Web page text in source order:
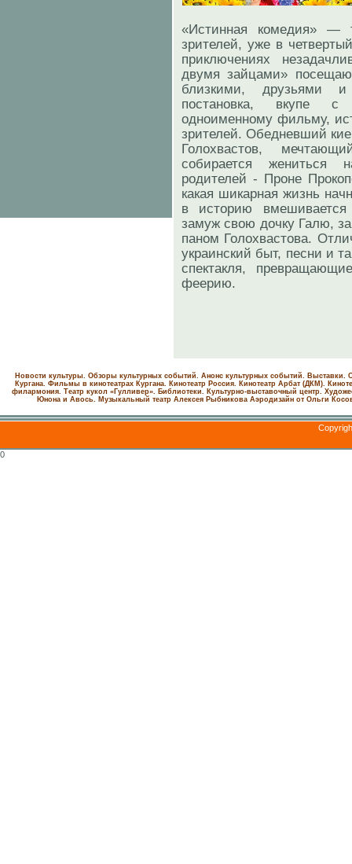
«Истинная комедия» —
зрителей, уже в
приключениях
двумя зайцами»
близкими, друзьями и
постановка, вкупе с
одноименному фильму,
зрителей. Обедневший
Голохвастов,
собирается жениться
родителей - Проне
какая шикарная жизнь
в историю
замуж свою дочку Галю,
паном Голохвастова.
украинский быт, песни и
спектакля,
феерию.
Новости культуры. Обзоры культурных событий. Анонс культурных событий. Выставки.
Кургана. Фильмы в кинотеатрах Кургана.
Кинотеатр Россия. Кинотеатр Арбат (ДКМ).
филармония. Театр кукол «Гулливер». Библиотеки. Культурно-выставочный центр.
Юнона и Авось. Музыкальный театр Алексея Рыбникова Аэродизайн от Ольги
0